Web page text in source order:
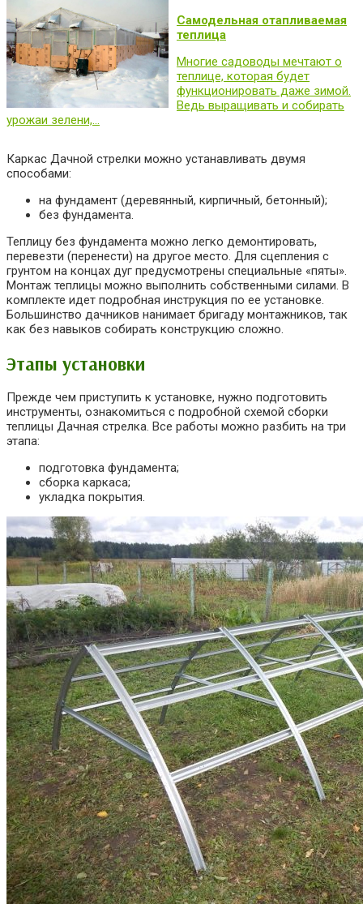
Самодельная отапливаемая
теплица
Многие садоводы мечтают о
теплице, которая будет
функционировать даже зимой.
Ведь выращивать и собирать
урожаи зелени,…
Каркас Дачной стрелки можно устанавливать двумя
способами:
на фундамент (деревянный, кирпичный, бетонный);
без фундамента.
Теплицу без фундамента можно легко демонтировать,
перевезти (перенести) на другое место. Для сцепления с
грунтом на концах дуг предусмотрены специальные «пяты».
Монтаж теплицы можно выполнить собственными силами. В
комплекте идет подробная инструкция по ее установке.
Большинство дачников нанимает бригаду монтажников, так
как без навыков собирать конструкцию сложно.
Этапы установки
Прежде чем приступить к установке, нужно подготовить
инструменты, ознакомиться с подробной схемой сборки
теплицы Дачная стрелка. Все работы можно разбить на три
этапа:
подготовка фундамента;
сборка каркаса;
укладка покрытия.